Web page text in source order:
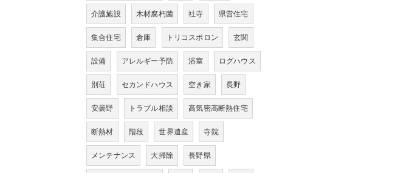
介護施設 木材腐朽菌 社寺 県営住宅
集合住宅 倉庫 トリコスポロン 玄関
設備 アレルギー予防 浴室 ログハウス
別荘 セカンドハウス 空き家 長野
安曇野 トラブル相談 高気密高断熱住宅
断熱材 階段 世界遺産 寺院
メンテナンス 大掃除 長野県